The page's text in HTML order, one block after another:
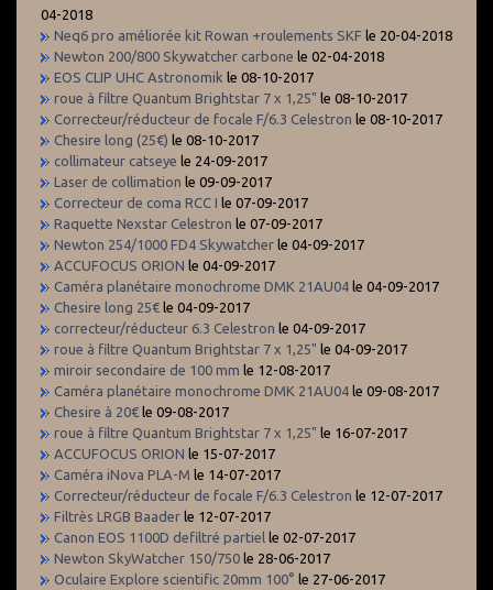
04-2018
Neq6 pro améliorée kit Rowan +roulements SKF le 20-04-2018
Newton 200/800 Skywatcher carbone le 02-04-2018
EOS CLIP UHC Astronomik le 08-10-2017
roue à filtre Quantum Brightstar 7 x 1,25" le 08-10-2017
Correcteur/réducteur de focale F/6.3 Celestron le 08-10-2017
Chesire long (25€) le 08-10-2017
collimateur catseye le 24-09-2017
Laser de collimation le 09-09-2017
Correcteur de coma RCC I le 07-09-2017
Raquette Nexstar Celestron le 07-09-2017
Newton 254/1000 FD4 Skywatcher le 04-09-2017
ACCUFOCUS ORION le 04-09-2017
Caméra planétaire monochrome DMK 21AU04 le 04-09-2017
Chesire long 25€ le 04-09-2017
correcteur/réducteur 6.3 Celestron le 04-09-2017
roue à filtre Quantum Brightstar 7 x 1,25" le 04-09-2017
miroir secondaire de 100 mm le 12-08-2017
Caméra planétaire monochrome DMK 21AU04 le 09-08-2017
Chesire à 20€ le 09-08-2017
roue à filtre Quantum Brightstar 7 x 1,25" le 16-07-2017
ACCUFOCUS ORION le 15-07-2017
Caméra iNova PLA-M le 14-07-2017
Correcteur/réducteur de focale F/6.3 Celestron le 12-07-2017
Filtrès LRGB Baader le 12-07-2017
Canon EOS 1100D defiltré partiel le 02-07-2017
Newton SkyWatcher 150/750 le 28-06-2017
Oculaire Explore scientific 20mm 100° le 27-06-2017